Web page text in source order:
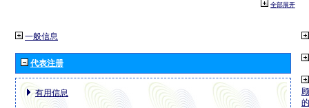
全部展开
一般信息
代表注册
有用信息